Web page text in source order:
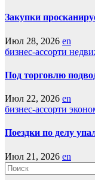
Закупки
Июл 28, 2026 en
бизнес-ассорти
Под торговлю
Июл 22, 2026 en
бизнес-ассорти
Поездки по делу
Июл 21, 2026 en